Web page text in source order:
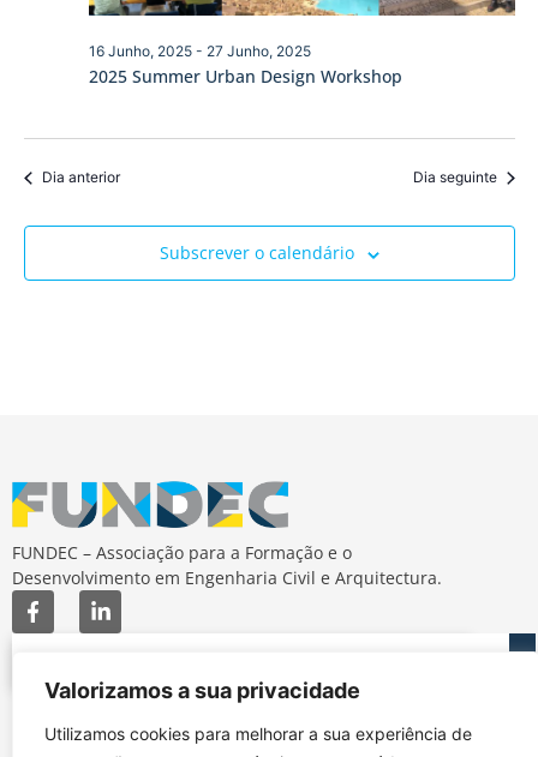
Valorizamos a sua privacidade
Utilizamos cookies para melhorar a sua experiência de
2025 Summer Urban Design Workshop
16 Junho, 2025- 27 Junho, 2025
Dia anterior Dia seguinte
Subscrever o calendário
FUNDEC – Associação para a Formação e o
Desenvolvimento em Engenharia Civil e Arquitectura.
MAPA DO SITE CONTACTOS